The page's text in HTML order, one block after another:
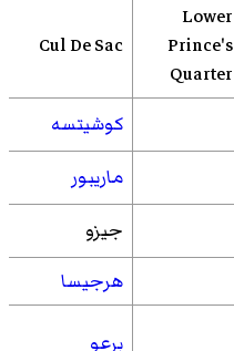
Lower
Prince's
Quarter
Cul De Sac
كوشيتسه
ماريبور
جيزو
هرجيسا
برعو